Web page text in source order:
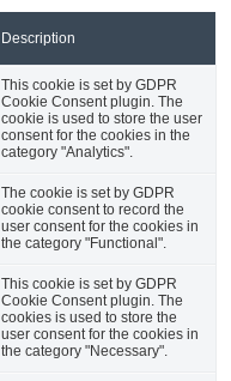
Description
This cookie is set by GDPR
Cookie Consent plugin. The
cookie is used to store the user
consent for the cookies in the
category "Analytics".
The cookie is set by GDPR
cookie consent to record the
user consent for the cookies in
the category "Functional".
This cookie is set by GDPR
Cookie Consent plugin. The
cookies is used to store the
user consent for the cookies in
the category "Necessary".